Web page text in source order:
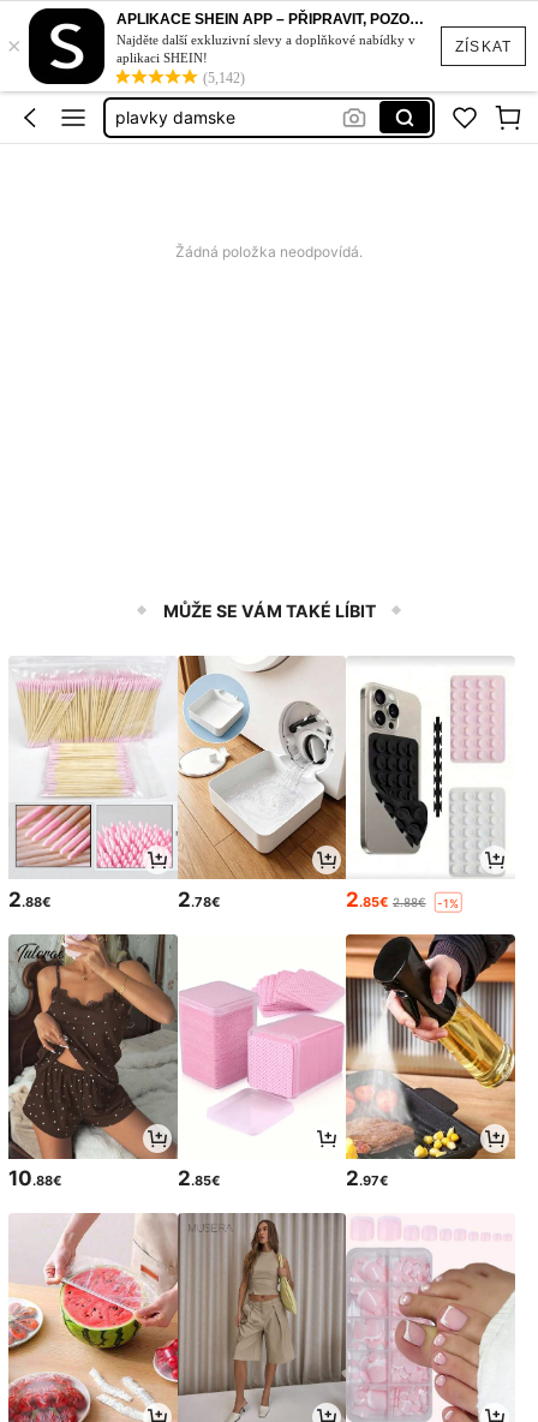
ZÍSKAT
×
APLIKACE SHEIN APP – PŘIPRAVIT, POZOR, STYL!
Najděte další exkluzivní slevy a doplňkové nabídky v
aplikaci SHEIN!
(5,142)
bikiny set
plavky
šaty
plavky damske
Žádná položka neodpovídá.
MŮŽE SE VÁM TAKÉ LÍBIT
2.88€ 2.78€ 2.85€ 2.88€ -1%
10.88€ 2.85€ 2.97€